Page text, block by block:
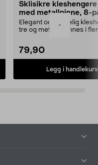
-
Sklisikre
med metallpinne, 8-
Elegant og skikkelig
tre og metall – finnes i
79,90
Legg i handlekurv